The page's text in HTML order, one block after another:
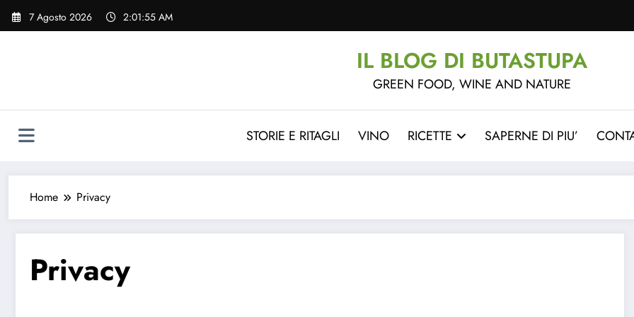
Vai
7 Agosto 2026 2:01:56 AM
IL BLOG DI BUTASTUPA
GREEN FOOD, WINE AND NATURE
STORIE E RITAGLI VINO RICETTE SAPERNE DI PIU’
Home Privacy
Privacy